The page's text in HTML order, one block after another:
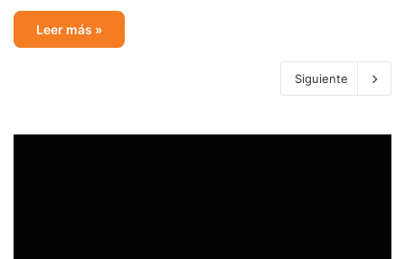
Leer más »
Siguiente